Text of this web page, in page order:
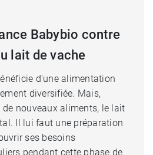
Babybio contre
lait de vache
d'une alimentation
diversifiée. Mais,
nouveaux aliments, le lait
Il lui faut une préparation
ses besoins
pendant cette phase de